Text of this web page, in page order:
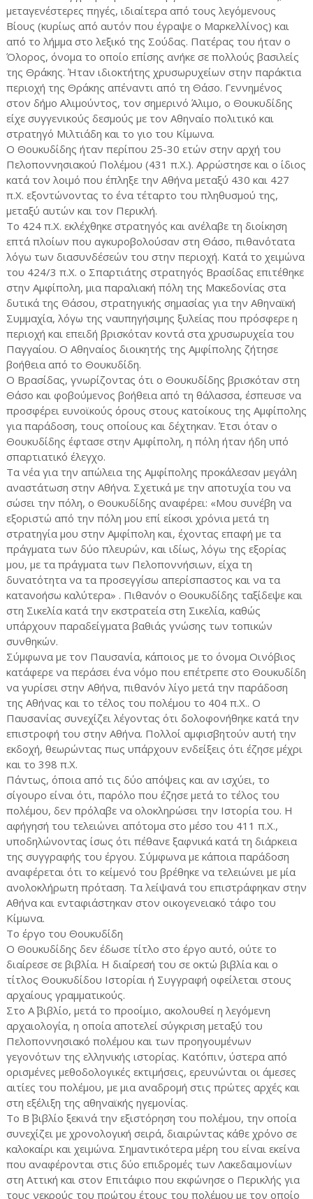
μεταγενέστερες πηγές, ιδιαίτερα από τους λεγόμενους
Βίους (κυρίως από αυτόν που έγραψε ο Μαρκελλίνος) και
από το λήμμα στο λεξικό της Σούδας. Πατέρας του ήταν ο
Όλορος, όνομα το οποίο επίσης ανήκε σε πολλούς βασιλείς
της Θράκης. Ήταν ιδιοκτήτης χρυσωρυχείων στην παράκτια
περιοχή της Θράκης απέναντι από τη Θάσο. Γεννημένος
στον δήμο Αλιμούντος, τον σημερινό Άλιμο, ο Θουκυδίδης
είχε συγγενικούς δεσμούς με τον Αθηναίο πολιτικό και
στρατηγό Μιλτιάδη και το γιο του Κίμωνα.
Ο Θουκυδίδης ήταν περίπου 25-30 ετών στην αρχή του
Πελοποννησιακού Πολέμου (431 π.Χ.). Αρρώστησε και ο ίδιος
κατά τον λοιμό που έπληξε την Αθήνα μεταξύ 430 και 427
π.Χ. εξοντώνοντας το ένα τέταρτο του πληθυσμού της,
μεταξύ αυτών και τον Περικλή.
Το 424 π.Χ. εκλέχθηκε στρατηγός και ανέλαβε τη διοίκηση
επτά πλοίων που αγκυροβολούσαν στη Θάσο, πιθανότατα
λόγω των διασυνδέσεών του στην περιοχή. Κατά το χειμώνα
του 424/3 π.Χ. ο Σπαρτιάτης στρατηγός Βρασίδας επιτέθηκε
στην Αμφίπολη, μια παραλιακή πόλη της Μακεδονίας στα
δυτικά της Θάσου, στρατηγικής σημασίας για την Αθηναϊκή
Συμμαχία, λόγω της ναυπηγήσιμης ξυλείας που πρόσφερε η
περιοχή και επειδή βρισκόταν κοντά στα χρυσωρυχεία του
Παγγαίου. Ο Αθηναίος διοικητής της Αμφίπολης ζήτησε
βοήθεια από το Θουκυδίδη.
Ο Βρασίδας, γνωρίζοντας ότι ο Θουκυδίδης βρισκόταν στη
Θάσο και φοβούμενος βοήθεια από τη θάλασσα, έσπευσε να
προσφέρει ευνοϊκούς όρους στους κατοίκους της Αμφίπολης
για παράδοση, τους οποίους και δέχτηκαν. Έτσι όταν ο
Θουκυδίδης έφτασε στην Αμφίπολη, η πόλη ήταν ήδη υπό
σπαρτιατικό έλεγχο.
Τα νέα για την απώλεια της Αμφίπολης προκάλεσαν μεγάλη
αναστάτωση στην Αθήνα. Σχετικά με την αποτυχία του να
σώσει την πόλη, ο Θουκυδίδης αναφέρει: «Μου συνέβη να
εξοριστώ από την πόλη μου επί είκοσι χρόνια μετά τη
στρατηγία μου στην Αμφίπολη και, έχοντας επαφή με τα
πράγματα των δύο πλευρών, και ιδίως, λόγω της εξορίας
μου, με τα πράγματα των Πελοποννήσιων, είχα τη
δυνατότητα να τα προσεγγίσω απερίσπαστος και να τα
κατανοήσω καλύτερα» . Πιθανόν ο Θουκυδίδης ταξίδεψε και
στη Σικελία κατά την εκστρατεία στη Σικελία, καθώς
υπάρχουν παραδείγματα βαθιάς γνώσης των τοπικών
συνθηκών.
Σύμφωνα με τον Παυσανία, κάποιος με το όνομα Οινόβιος
κατάφερε να περάσει ένα νόμο που επέτρεπε στο Θουκυδίδη
να γυρίσει στην Αθήνα, πιθανόν λίγο μετά την παράδοση
της Αθήνας και το τέλος του πολέμου το 404 π.Χ.. Ο
Παυσανίας συνεχίζει λέγοντας ότι δολοφονήθηκε κατά την
επιστροφή του στην Αθήνα. Πολλοί αμφισβητούν αυτή την
εκδοχή, θεωρώντας πως υπάρχουν ενδείξεις ότι έζησε μέχρι
και το 398 π.Χ.
Πάντως, όποια από τις δύο απόψεις και αν ισχύει, το
σίγουρο είναι ότι, παρόλο που έζησε μετά το τέλος του
πολέμου, δεν πρόλαβε να ολοκληρώσει την Ιστορία του. Η
αφήγησή του τελειώνει απότομα στο μέσο του 411 π.Χ.,
υποδηλώνοντας ίσως ότι πέθανε ξαφνικά κατά τη διάρκεια
της συγγραφής του έργου. Σύμφωνα με κάποια παράδοση
αναφέρεται ότι το κείμενό του βρέθηκε να τελειώνει με μία
ανολοκλήρωτη πρόταση. Τα λείψανά του επιστράφηκαν στην
Αθήνα και ενταφιάστηκαν στον οικογενειακό τάφο του
Κίμωνα.
Το έργο του Θουκυδίδη
Ο Θουκυδίδης δεν έδωσε τίτλο στο έργο αυτό, ούτε το
διαίρεσε σε βιβλία. Η διαίρεσή του σε οκτώ βιβλία και ο
τίτλος Θουκυδίδου Ιστορίαι ή Συγγραφή οφείλεται στους
αρχαίους γραμματικούς.
Στο Α΄ βιβλίο, μετά το προοίμιο, ακολουθεί η λεγόμενη
αρχαιολογία, η οποία αποτελεί σύγκριση μεταξύ του
Πελοποννησιακό πολέμου και των προηγουμένων
γεγονότων της ελληνικής ιστορίας. Κατόπιν, ύστερα από
ορισμένες μεθοδολογικές εκτιμήσεις, ερευνώνται οι άμεσες
αιτίες του πολέμου, με μια αναδρομή στις πρώτες αρχές και
στη εξέλιξη της αθηναϊκής ηγεμονίας.
Το Β΄ βιβλίο ξεκινά την εξιστόρηση του πολέμου, την οποία
συνεχίζει με χρονολογική σειρά, διαιρώντας κάθε χρόνο σε
καλοκαίρι και χειμώνα. Σημαντικότερα μέρη του είναι εκείνα
που αναφέρονται στις δύο επιδρομές των Λακεδαιμονίων
στη Αττική και στον Επιτάφιο που εκφώνησε ο Περικλής για
τους νεκρούς του πρώτου έτους του πολέμου με τον οποίο